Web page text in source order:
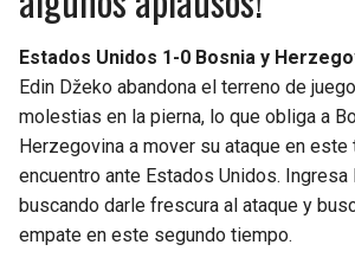
Estados Unidos 1-0 Bosnia y
Edin Džeko abandona el terreno de
molestias en la pierna, lo que obliga a
Herzegovina a mover su ataque en
encuentro ante Estados Unidos. Ingresa
buscando darle frescura al ataque y
empate en este segundo tiempo.